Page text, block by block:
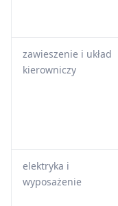
zawieszenie i układ
kierowniczy
elektryka i
wyposażenie